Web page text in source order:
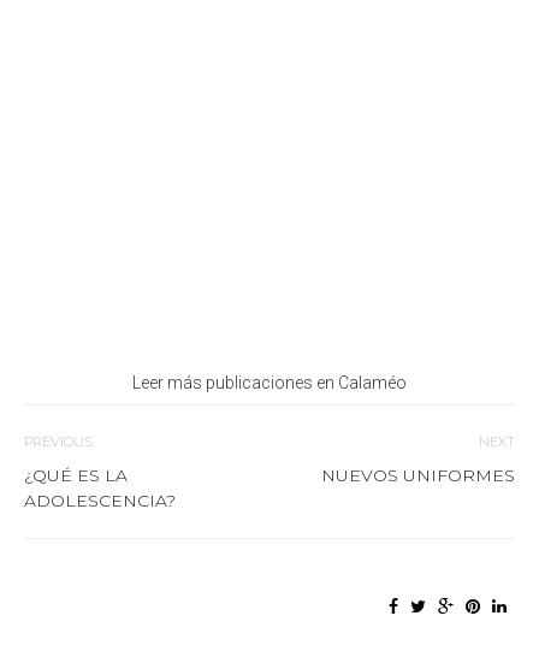
Leer más publicaciones en Calaméo
PREVIOUS
¿QUÉ ES LA
ADOLESCENCIA?
NEXT
NUEVOS UNIFORMES